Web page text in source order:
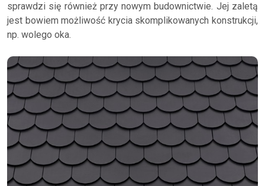
sprawdzi się również przy nowym budownictwie. Jej zaletą
jest bowiem możliwość krycia skomplikowanych konstrukcji,
np. wolego oka.